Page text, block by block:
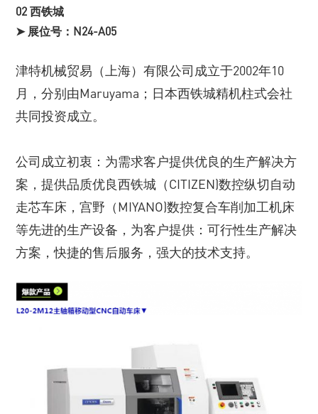
02 西铁城
➤ 展位号：N24-A05
津特机械贸易（上海）有限公司成立于2002年10
月，分别由Maruyama；日本西铁城精机柱式会社
共同投资成立。
公司成立初衷：为需求客户提供优良的生产解决方
案，提供品质优良西铁城（CITIZEN)数控纵切自动
走芯车床，宫野（MIYANO)数控复合车削加工机床
等先进的生产设备，为客户提供：可行性生产解决
方案，快捷的售后服务，强大的技术支持。